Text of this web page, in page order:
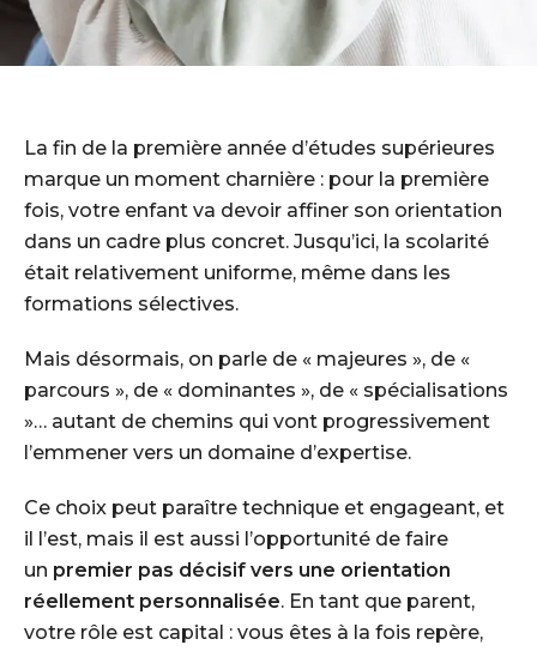
La fin de la première année d’études supérieures
marque un moment charnière : pour la première
fois, votre enfant va devoir affiner son orientation
dans un cadre plus concret. Jusqu’ici, la scolarité
était relativement uniforme, même dans les
formations sélectives.
Mais désormais, on parle de « majeures », de «
parcours », de « dominantes », de « spécialisations
»… autant de chemins qui vont progressivement
l’emmener vers un domaine d’expertise.
Ce choix peut paraître technique et engageant, et
il l’est, mais il est aussi l’opportunité de faire
un premier pas décisif vers une orientation
réellement personnalisée. En tant que parent,
votre rôle est capital : vous êtes à la fois repère,